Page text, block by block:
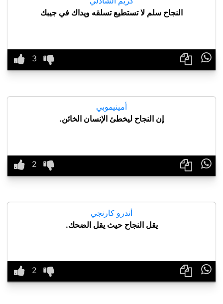
النجاح سلم لا تستطيع تسلقه ويداك في جيبك

أمينيموبي
إن النجاح ليخطئ الإنسان الخائن.

أندرو كارنجي
يقل النجاح حيث يقل الضحك.
